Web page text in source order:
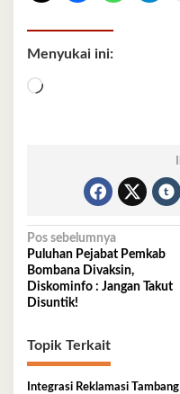
Menyukai ini:
Memuat...
Navigasi
pos
Pos sebelumnya
Puluhan Pejabat Pemkab
Bombana Divaksin,
Diskominfo : Jangan Takut
Disuntik!
Topik Terkait
Integrasi Reklamasi Tambang